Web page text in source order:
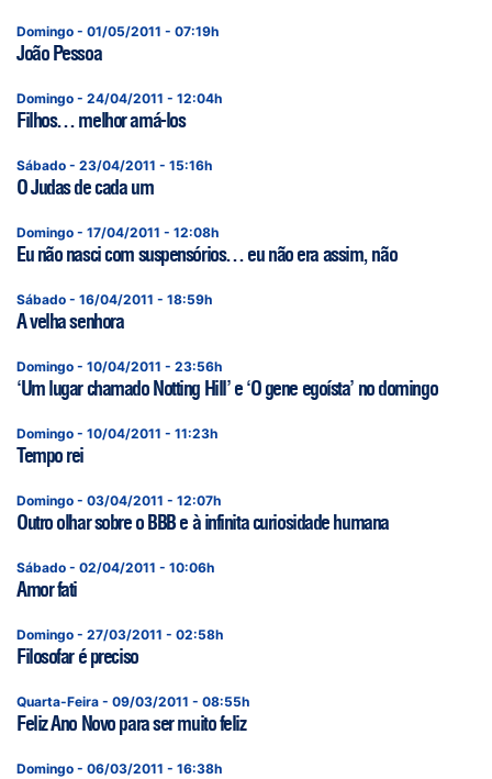
Domingo - 01/05/2011 - 07:19h
João Pessoa
Domingo - 24/04/2011 - 12:04h
Filhos… melhor amá-los
Sábado - 23/04/2011 - 15:16h
O Judas de cada um
Domingo - 17/04/2011 - 12:08h
Eu não nasci com suspensórios… eu não era assim, não
Sábado - 16/04/2011 - 18:59h
A velha senhora
Domingo - 10/04/2011 - 23:56h
‘Um lugar chamado Notting Hill’ e ‘O gene egoísta’ no domingo
Domingo - 10/04/2011 - 11:23h
Tempo rei
Domingo - 03/04/2011 - 12:07h
Outro olhar sobre o BBB e à infinita curiosidade humana
Sábado - 02/04/2011 - 10:06h
Amor fati
Domingo - 27/03/2011 - 02:58h
Filosofar é preciso
Quarta-Feira - 09/03/2011 - 08:55h
Feliz Ano Novo para ser muito feliz
Domingo - 06/03/2011 - 16:38h